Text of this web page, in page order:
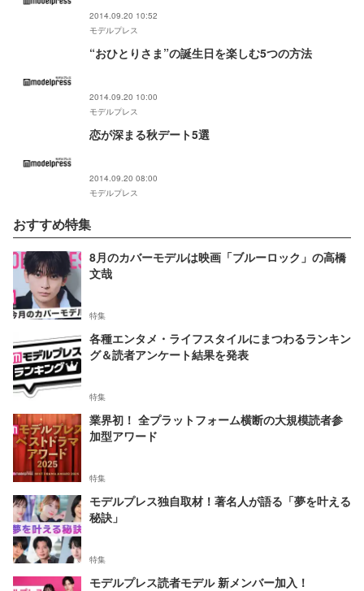
2014.09.20 10:52
モデルプレス
“おひとりさま”の誕生日を楽しむ5つの方法
2014.09.20 10:00
モデルプレス
恋が深まる秋デート5選
2014.09.20 08:00
モデルプレス
おすすめ特集
8月のカバーモデルは映画「ブルーロック」の高橋
文哉
特集
各種エンタメ・ライフスタイルにまつわるランキン
グ＆読者アンケート結果を発表
特集
業界初！ 全プラットフォーム横断の大規模読者参
加型アワード
特集
モデルプレス独自取材！著名人が語る「夢を叶える
秘訣」
特集
モデルプレス読者モデル 新メンバー加入！